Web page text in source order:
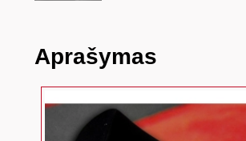
Aprašymas